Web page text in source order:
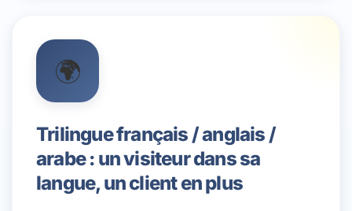
🌍
Trilingue français / anglais /
arabe : un visiteur dans sa
langue, un client en plus